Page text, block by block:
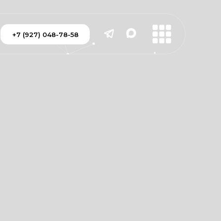
+7 (927) 048-78-58
+7 (927) 048-78-58